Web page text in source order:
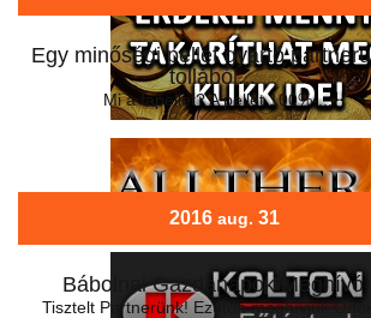
Egy minőségi pellet gyártó
tollából...
Mi a fapellet? A pellet 100%-...
2016 aug. 31
Bábolnai Gazdanapok Meghívó
Tisztelt Partnerünk! Ezúton meghívjuk